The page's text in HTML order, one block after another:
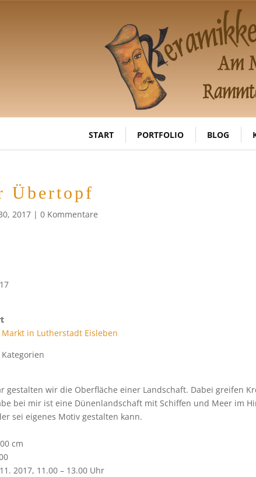
START PORTFOLIO BLOG
Übertopf
2017 |0 Kommentare
in Lutherstadt Eisleben
gestalten wir die Oberfläche einer Landschaft. Dabei greifen
bei mir ist eine Dünenlandschaft mit Schiffen und Meer im
sei eigenes Motiv gestalten kann.
cm
2017, 11.00 – 13.00 Uhr